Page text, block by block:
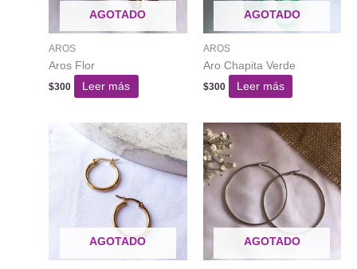
AGOTADO
AROS
Aros Flor
$300 Leer más
AGOTADO
AROS
Aro Chapita Verde
$300 Leer más
AGOTADO AGOTADO